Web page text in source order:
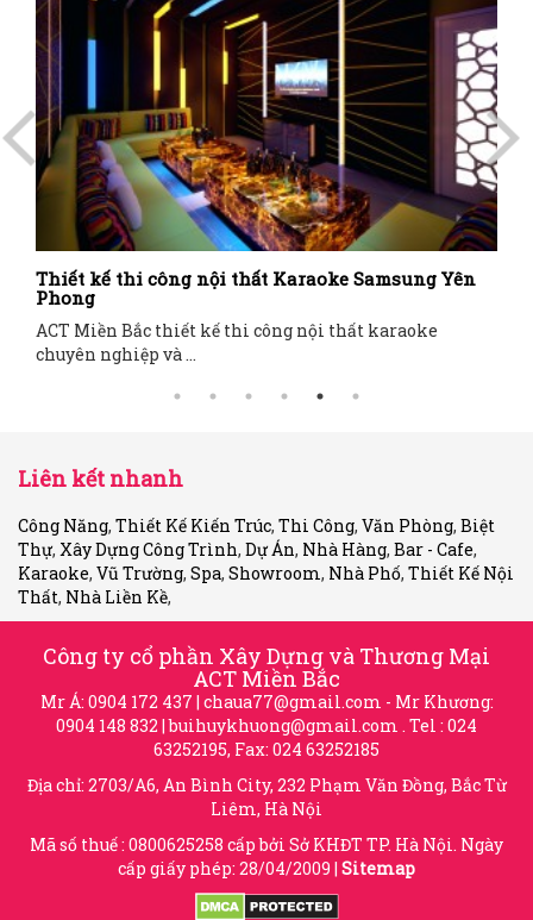
Thiết kế thi công nội thất Karaoke Samsung Yên
Phong
ACT Miền Bắc thiết kế thi công nội thất karaoke
chuyên nghiệp và ...
Liên kết nhanh
Công Năng, Thiết Kế Kiến Trúc, Thi Công, Văn Phòng, Biệt
Thự, Xây Dựng Công Trình, Dự Án, Nhà Hàng, Bar - Cafe,
Karaoke, Vũ Trường, Spa, Showroom, Nhà Phố, Thiết Kế Nội
Thất, Nhà Liền Kề,
Công ty cổ phần Xây Dựng và Thương Mại
ACT Miền Bắc
Mr Á: 0904 172 437 | chaua77@gmail.com - Mr Khương:
0904 148 832 |buihuykhuong@gmail.com . Tel : 024
63252195, Fax: 024 63252185
Địa chỉ: 2703/A6, An Bình City, 232 Phạm Văn Đồng, Bắc Từ
Liêm, Hà Nội
Mã số thuế : 0800625258 cấp bởi Sở KHĐT TP. Hà Nội. Ngày
cấp giấy phép: 28/04/2009 | Sitemap